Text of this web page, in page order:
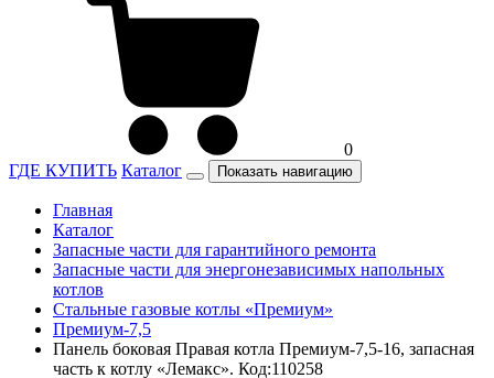
0
ГДЕ КУПИТЬ Каталог Показать навигацию
Главная
Каталог
Запасные части для гарантийного ремонта
Запасные части для энергонезависимых напольных
котлов
Стальные газовые котлы «Премиум»
Премиум-7,5
Панель боковая Правая котла Премиум-7,5-16, запасная
часть к котлу «Лемакс». Код:110258